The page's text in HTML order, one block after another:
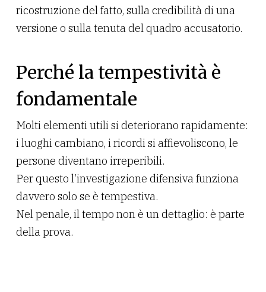
ricostruzione del fatto, sulla credibilità di una
versione o sulla tenuta del quadro accusatorio.
Perché la tempestività è
fondamentale
Molti elementi utili si deteriorano rapidamente:
i luoghi cambiano, i ricordi si affievoliscono, le
persone diventano irreperibili.
Per questo l’investigazione difensiva funziona
davvero solo se è tempestiva.
Nel penale, il tempo non è un dettaglio: è parte
della prova.